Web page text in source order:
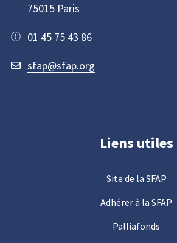
75015 Paris
01 45 75 43 86
sfap@sfap.org
Liens utiles
Site de la SFAP
Adhérer à la SFAP
Palliafonds